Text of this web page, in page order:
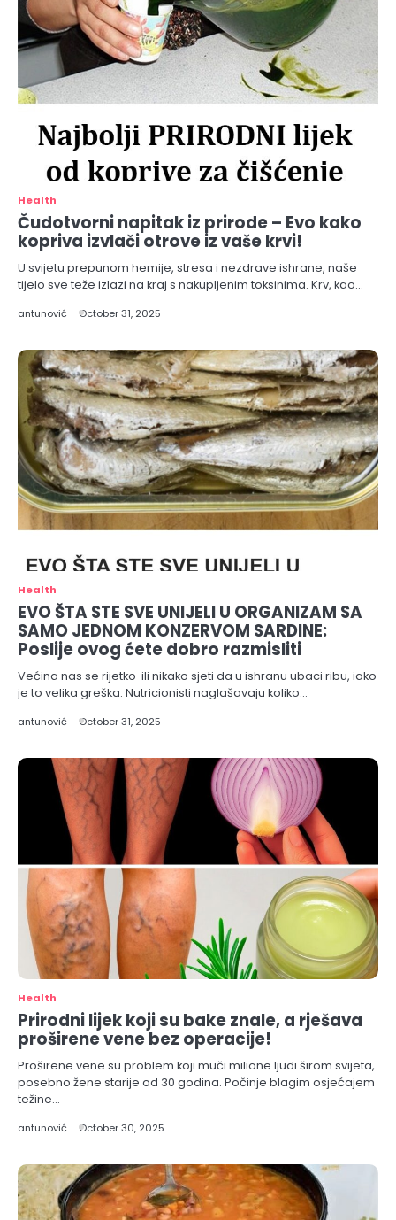
Health
Čudotvorni napitak iz prirode – Evo kako
kopriva izvlači otrove iz vaše krvi!
U svijetu prepunom hemije, stresa i nezdrave ishrane, naše
tijelo sve teže izlazi na kraj s nakupljenim toksinima. Krv, kao…
antunović October 31, 2025
Health
EVO ŠTA STE SVE UNIJELI U ORGANIZAM SA
SAMO JEDNOM KONZERVOM SARDINE:
Poslije ovog ćete dobro razmisliti
Većina nas se rijetko ili nikako sjeti da u ishranu ubaci ribu, iako
je to velika greška. Nutricionisti naglašavaju koliko…
antunović October 31, 2025
Health
Prirodni lijek koji su bake znale, a rješava
proširene vene bez operacije!
Proširene vene su problem koji muči milione ljudi širom svijeta,
posebno žene starije od 30 godina. Počinje blagim osjećajem
težine…
antunović October 30, 2025